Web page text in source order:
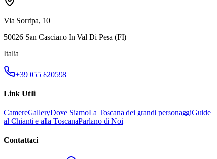
Via Sorripa, 10
50026 San Casciano In Val Di Pesa (FI)
Italia
+39 055 820598
Link Utili
CamereGalleryDove SiamoLa Toscana dei grandi personaggiGuide
al Chianti e alla ToscanaParlano di Noi
Contattaci